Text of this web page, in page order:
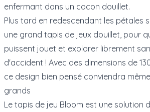
enfermant dans un cocon douillet.
Plus tard en redescendant les pétales
une grand tapis de jeux douillet, pour
puissent jouet et explorer librement
d'accident ! Avec des dimensions de
ce design bien pensé conviendra
grands
Le tapis de jeu Bloom est une solution